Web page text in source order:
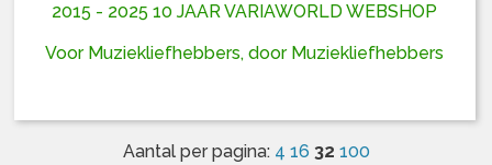
2015 - 2025 10 JAAR VARIAWORLD WEBSHOP
Voor Muziekliefhebbers, door Muziekliefhebbers
Aantal per pagina: 4 16 32 100